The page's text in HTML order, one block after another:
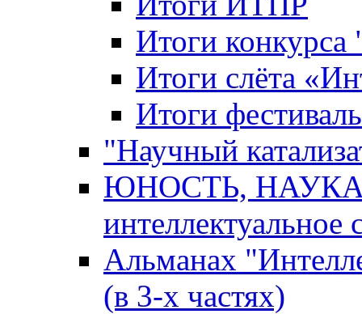
Итоги
Итоги слёта
Итоги
"Научный
ЮНОСТЬ,
интеллектуальное
Альманах
(в 3-х частях)